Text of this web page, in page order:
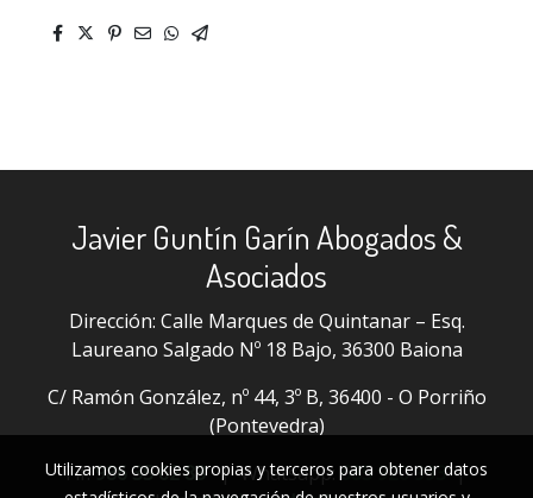
Javier Guntín Garín Abogados &
Asociados
Dirección: Calle Marques de Quintanar – Esq.
Laureano Salgado Nº 18 Bajo, 36300 Baiona
C/ Ramón González, nº 44, 3º B, 36400 - O Porriño
(Pontevedra)
Tlf:986 35 62 83| Whatsapp:685 920 993|
Utilizamos cookies propias y terceros para obtener datos